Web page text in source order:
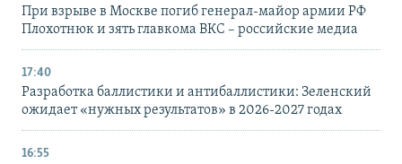
При взрыве в Москве погиб генерал-майор армии РФ
Плохотнюк и зять главкома ВКС – российские медиа
17:40
Разработка баллистики и антибаллистики: Зеленский
ожидает «нужных результатов» в 2026-2027 годах
16:55